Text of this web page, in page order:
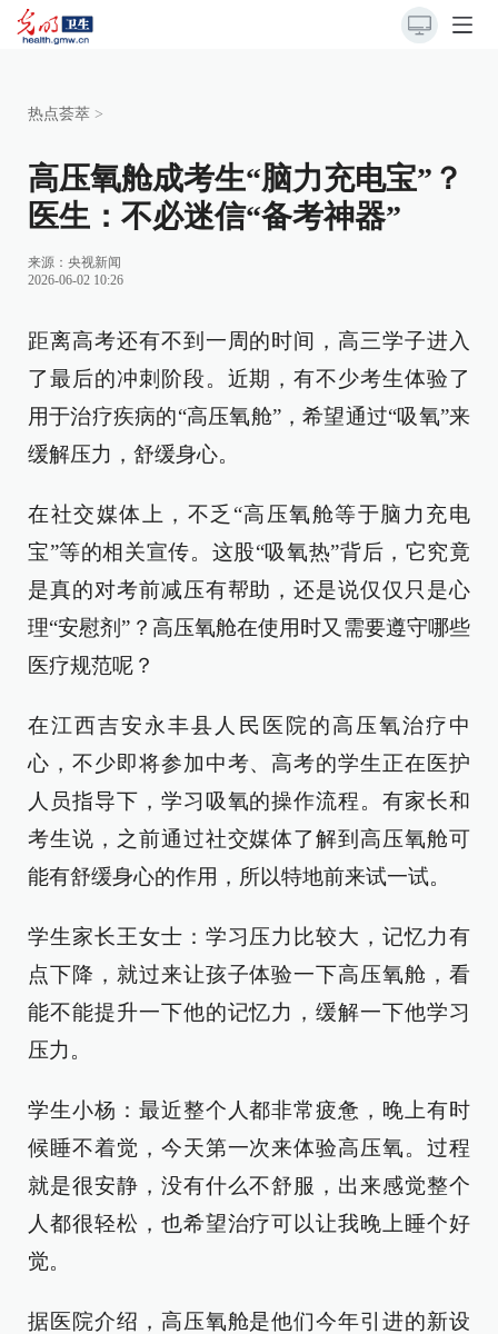
热点荟萃 >
高压氧舱成考生“脑力充电宝”？
医生：不必迷信“备考神器”
来源： 央视新闻
2026-06-02 10:26
距离高考还有不到一周的时间，高三学子进入
了最后的冲刺阶段。近期，有不少考生体验了
用于治疗疾病的“高压氧舱”，希望通过“吸氧”来
缓解压力，舒缓身心。
在社交媒体上，不乏“高压氧舱等于脑力充电
宝”等的相关宣传。这股“吸氧热”背后，它究竟
是真的对考前减压有帮助，还是说仅仅只是心
理“安慰剂”？高压氧舱在使用时又需要遵守哪些
医疗规范呢？
在江西吉安永丰县人民医院的高压氧治疗中
心，不少即将参加中考、高考的学生正在医护
人员指导下，学习吸氧的操作流程。有家长和
考生说，之前通过社交媒体了解到高压氧舱可
能有舒缓身心的作用，所以特地前来试一试。
学生家长王女士：学习压力比较大，记忆力有
点下降，就过来让孩子体验一下高压氧舱，看
能不能提升一下他的记忆力，缓解一下他学习
压力。
学生小杨：最近整个人都非常疲惫，晚上有时
候睡不着觉，今天第一次来体验高压氧。过程
就是很安静，没有什么不舒服，出来感觉整个
人都很轻松，也希望治疗可以让我晚上睡个好
觉。
据医院介绍，高压氧舱是他们今年引进的新设